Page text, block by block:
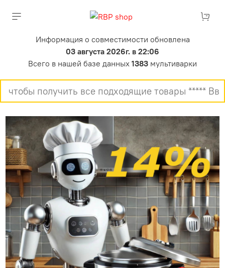
Информация о совместимости обновлена
03 августа 2026г. в 22:06
Всего в нашей базе данных 1383 мультиварки